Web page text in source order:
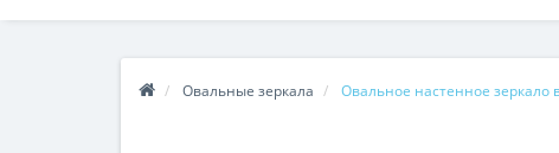
Овальные зеркала Овальное настенное зеркало